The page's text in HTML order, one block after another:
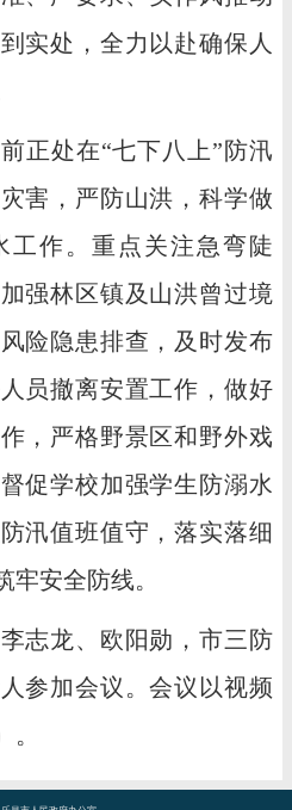
实处，全力以赴确保人
处在“七下八上”防汛
害，严防山洪，科学做
工作。重点关注急弯陡
强林区镇及山洪曾过境
险隐患排查，及时发布
员撤离安置工作，做好
，严格野景区和野外戏
促学校加强学生防溺水
汛值班值守，落实落细
牢安全防线。
龙、欧阳勋，市三防
参加会议。会议以视频